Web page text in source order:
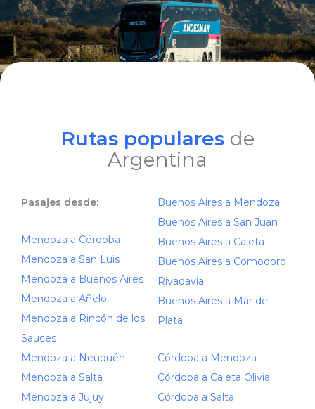
Rutas populares de
Argentina
Pasajes desde:
Mendoza a Córdoba
Mendoza a San Luis
Mendoza a Buenos Aires
Mendoza a Añelo
Mendoza a Rincón de los
Sauces
Mendoza a Neuquén
Mendoza a Salta
Mendoza a Jujuy
Buenos Aires a Mendoza
Buenos Aires a San Juan
Buenos Aires a Caleta
Buenos Aires a Comodoro
Rivadavia
Buenos Aires a Mar del
Plata
Córdoba a Mendoza
Córdoba a Caleta Olivia
Córdoba a Salta